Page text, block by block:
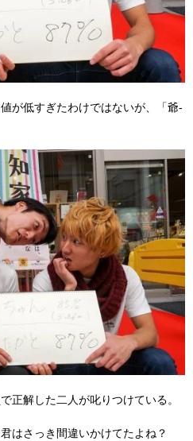
が低すぎたわけではないが、「爺-
正解した二人が叱りつけている。
はさっき間違いかけてたよね？